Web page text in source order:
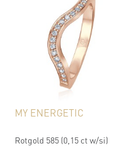
MY ENERGETIC
Rotgold 585 (0,15 ct w/si)